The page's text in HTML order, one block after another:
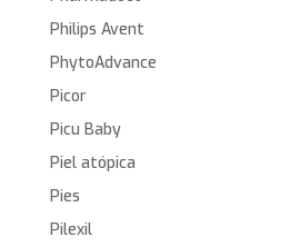
Philips Avent
PhytoAdvance
Picor
Picu Baby
Piel atópica
Pies
Pilexil